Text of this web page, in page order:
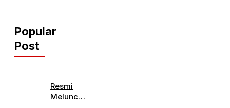
Popular
Post
Resmi
Meluncur,